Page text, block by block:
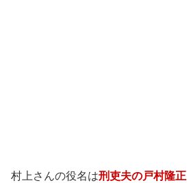
村上さんの役名は刑吏夫の戸村隆正